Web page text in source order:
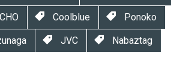
Coolblue Ponoko
JVC Nabaztag